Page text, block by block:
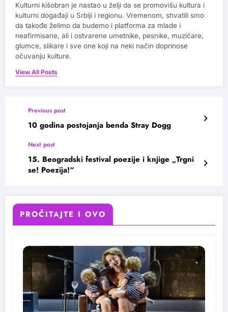
Kulturni kišobran je nastao u želji da se promovišu kultura i
kulturni događaji u Srbiji i regionu. Vremenom, shvatili smo
da takođe želimo da budemo i platforma za mlade i
neafirmisane, ali i ostvarene umetnike, pesnike, muzičare,
glumce, slikare i sve one koji na neki način doprinose
očuvanju kulture.
View All Posts
Previous post
10 godina postojanja benda Stray Dogg
Next post
15. Beogradski festival poezije i knjige „Trgni
se! Poezija!“
PROČITAJTE I OVO